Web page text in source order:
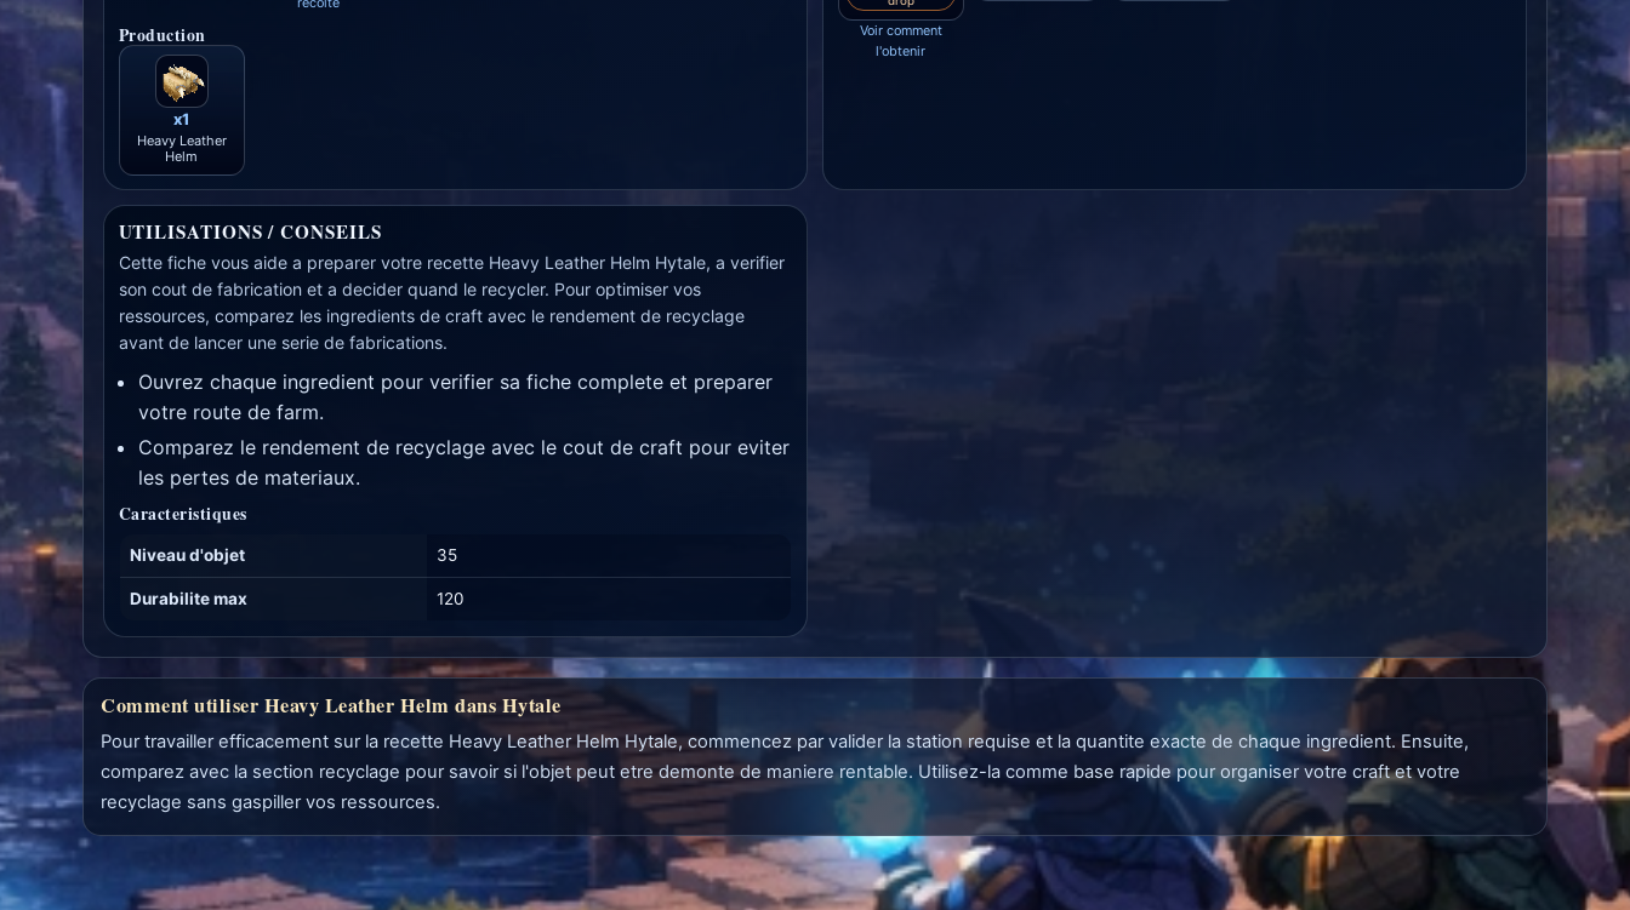
Production
x1
Heavy Leather
Helm
Voir comment
l'obtenir
UTILISATIONS / CONSEILS
Cette fiche vous aide a preparer votre recette Heavy Leather Helm Hytale, a verifier
son cout de fabrication et a decider quand le recycler. Pour optimiser vos
ressources, comparez les ingredients de craft avec le rendement de recyclage
avant de lancer une serie de fabrications.
Ouvrez chaque ingredient pour verifier sa fiche complete et preparer
votre route de farm.
Comparez le rendement de recyclage avec le cout de craft pour eviter
les pertes de materiaux.
Caracteristiques
Niveau d'objet 35
Durabilite max 120
Comment utiliser Heavy Leather Helm dans Hytale
Pour travailler efficacement sur la recette Heavy Leather Helm Hytale, commencez par valider la station requise et la quantite exacte de chaque ingredient. Ensuite,
comparez avec la section recyclage pour savoir si l'objet peut etre demonte de maniere rentable. Utilisez-la comme base rapide pour organiser votre craft et votre
recyclage sans gaspiller vos ressources.